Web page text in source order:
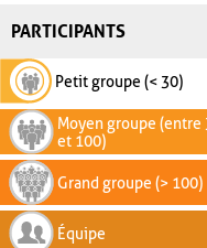
PARTICIPANTS
Petit groupe (< 30)
Moyen groupe (entre
et 100)
Grand groupe (> 100)
Équipe